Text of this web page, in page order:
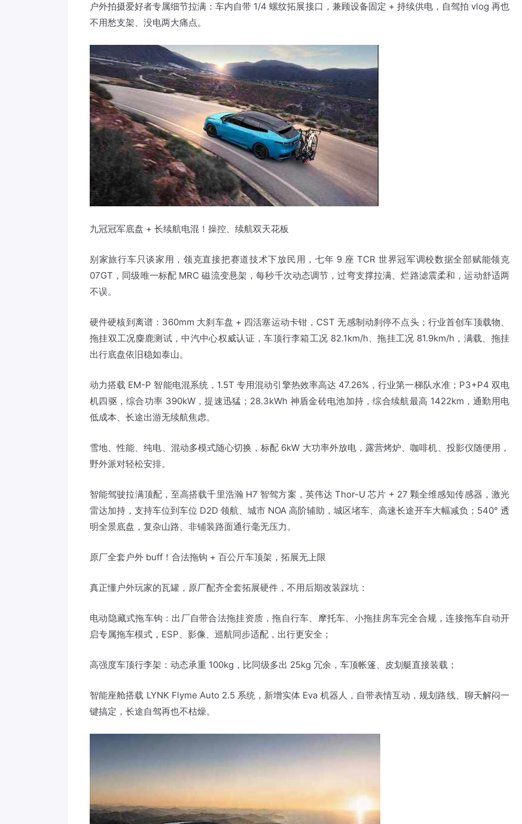
户外拍摄爱好者专属细节拉满：车内自带 1/4 螺纹拓展接口，兼顾设备固定 + 持续供电，自驾拍 vlog 再也
不用愁支架、没电两大痛点。
九冠冠军底盘 + 长续航电混！操控、续航双天花板
别家旅行车只谈家用，领克直接把赛道技术下放民用，七年 9 座 TCR 世界冠军调校数据全部赋能领克
07GT，同级唯一标配 MRC 磁流变悬架，每秒千次动态调节，过弯支撑拉满、烂路滤震柔和，运动舒适两
不误。
硬件硬核到离谱：360mm 大刹车盘 + 四活塞运动卡钳，CST 无感制动刹停不点头；行业首创车顶载物、
拖挂双工况麋鹿测试，中汽中心权威认证，车顶行李箱工况 82.1km/h、拖挂工况 81.9km/h，满载、拖挂
出行底盘依旧稳如泰山。
动力搭载 EM-P 智能电混系统，1.5T 专用混动引擎热效率高达 47.26%，行业第一梯队水准；P3+P4 双电
机四驱，综合功率 390kW，提速迅猛；28.3kWh 神盾金砖电池加持，综合续航最高 1422km，通勤用电
低成本、长途出游无续航焦虑。
雪地、性能、纯电、混动多模式随心切换，标配 6kW 大功率外放电，露营烤炉、咖啡机、投影仪随便用，
野外派对轻松安排。
智能驾驶拉满顶配，至高搭载千里浩瀚 H7 智驾方案，英伟达 Thor-U 芯片 + 27 颗全维感知传感器，激光
雷达加持，支持车位到车位 D2D 领航、城市 NOA 高阶辅助，城区堵车、高速长途开车大幅减负；540° 透
明全景底盘，复杂山路、非铺装路面通行毫无压力。
原厂全套户外 buff！合法拖钩 + 百公斤车顶架，拓展无上限
真正懂户外玩家的瓦罐，原厂配齐全套拓展硬件，不用后期改装踩坑：
电动隐藏式拖车钩：出厂自带合法拖挂资质，拖自行车、摩托车、小拖挂房车完全合规，连接拖车自动开
启专属拖车模式，ESP、影像、巡航同步适配，出行更安全；
高强度车顶行李架：动态承重 100kg，比同级多出 25kg 冗余，车顶帐篷、皮划艇直接装载；
智能座舱搭载 LYNK Flyme Auto 2.5 系统，新增实体 Eva 机器人，自带表情互动，规划路线、聊天解闷一
键搞定，长途自驾再也不枯燥。